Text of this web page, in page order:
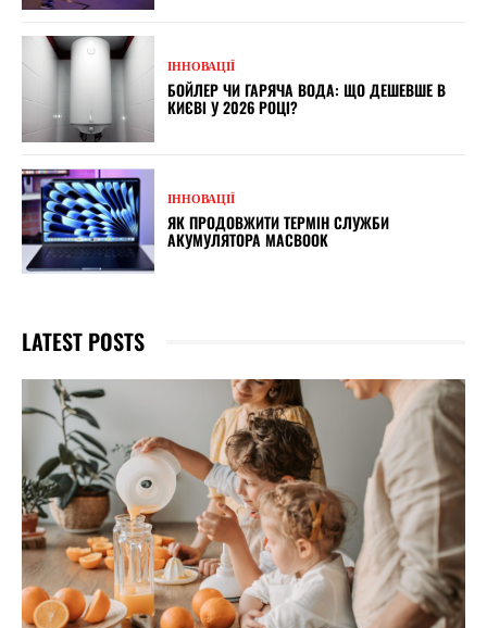
ІННОВАЦІЇ
БОЙЛЕР ЧИ ГАРЯЧА ВОДА: ЩО ДЕШЕВШЕ В
КИЄВІ У 2026 РОЦІ?
ІННОВАЦІЇ
ЯК ПРОДОВЖИТИ ТЕРМІН СЛУЖБИ
АКУМУЛЯТОРА MACBOOK
LATEST POSTS